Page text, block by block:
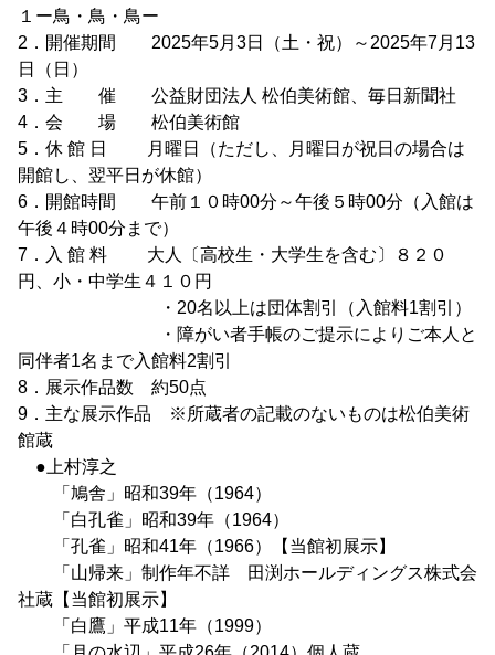
１ー鳥・鳥・鳥ー
2．開催期間 2025年5月3日（土・祝）～2025年7月13
日（日）
3．主 催 公益財団法人 松伯美術館、毎日新聞社
4．会 場 松伯美術館
5．休 館 日 月曜日（ただし、月曜日が祝日の場合は
開館し、翌平日が休館）
6．開館時間 午前１０時00分～午後５時00分（入館は
午後４時00分まで）
7．入 館 料 大人〔高校生・大学生を含む〕８２０
円、小・中学生４１０円
・20名以上は団体割引（入館料1割引）
・障がい者手帳のご提示によりご本人と
同伴者1名まで入館料2割引
8．展示作品数 約50点
9．主な展示作品 ※所蔵者の記載のないものは松伯美術
館蔵
●上村淳之
「鳩舎」昭和39年（1964）
「白孔雀」昭和39年（1964）
「孔雀」昭和41年（1966）【当館初展示】
「山帰来」制作年不詳 田渕ホールディングス株式会
社蔵【当館初展示】
「白鷹」平成11年（1999）